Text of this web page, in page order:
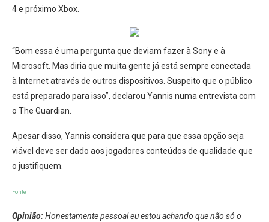
4 e próximo Xbox.
“Bom essa é uma pergunta que deviam fazer à Sony e à
Microsoft. Mas diria que muita gente já está sempre conectada
à Internet através de outros dispositivos. Suspeito que o público
está preparado para isso”, declarou Yannis numa entrevista com
o The Guardian.
Apesar disso, Yannis considera que para que essa opção seja
viável deve ser dado aos jogadores conteúdos de qualidade que
o justifiquem.
Fonte
Opinião:Honestamente pessoal eu estou achando que não só o